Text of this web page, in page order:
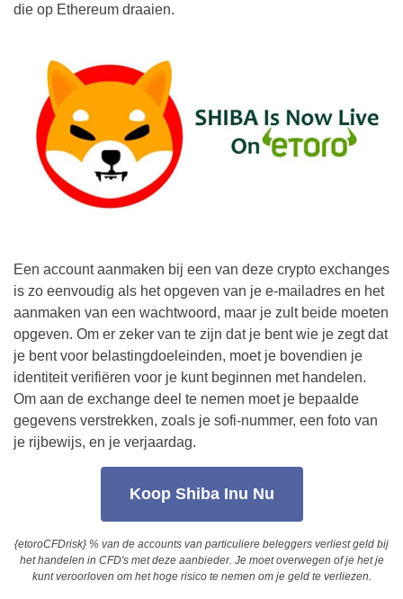
die op Ethereum draaien.
Een account aanmaken bij een van deze crypto exchanges
is zo eenvoudig als het opgeven van je e-mailadres en het
aanmaken van een wachtwoord, maar je zult beide moeten
opgeven. Om er zeker van te zijn dat je bent wie je zegt dat
je bent voor belastingdoeleinden, moet je bovendien je
identiteit verifiëren voor je kunt beginnen met handelen.
Om aan de exchange deel te nemen moet je bepaalde
gegevens verstrekken, zoals je sofi-nummer, een foto van
je rijbewijs, en je verjaardag.
Koop Shiba Inu Nu
{etoroCFDrisk} % van de accounts van particuliere beleggers verliest geld bij
het handelen in CFD's met deze aanbieder. Je moet overwegen of je het je
kunt veroorloven om het hoge risico te nemen om je geld te verliezen.